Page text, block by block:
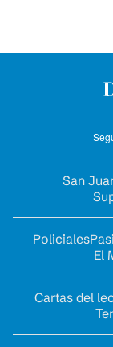
San
Policiales
El
Cartas del